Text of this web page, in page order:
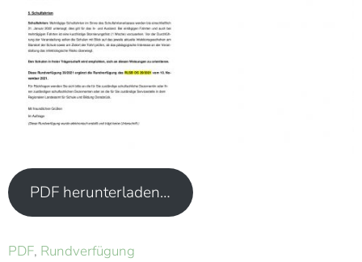
PDF herunterladen…
PDF, Rundverfügung